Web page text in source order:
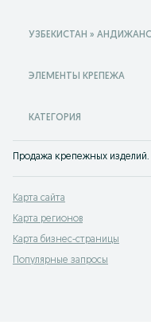
УЗБЕКИСТАН »
ЭЛЕМЕНТЫ КРЕПЕЖА
КАТЕГОРИЯ
Продажа крепежных
Карта сайта
Карта регионов
Карта бизнес-страницы
Популярные запросы